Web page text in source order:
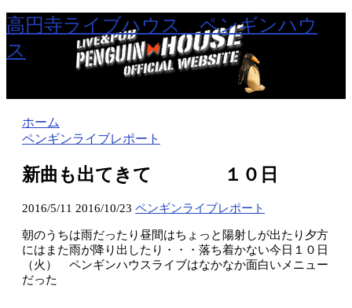
高円寺ライブハウス ペンギンハウ
ス
ホーム
ペンギンライブレポート
新曲も出てきて １０日
2016/5/11 2016/10/23 ペンギンライブレポート
朝のうちは雨だったり昼間はちょっと陽射しが出たり夕方
にはまた雨が降り出したり・・・落ち着かない今日１０日
（火） ペンギンハウスライブはなかなか面白いメニュー
だった